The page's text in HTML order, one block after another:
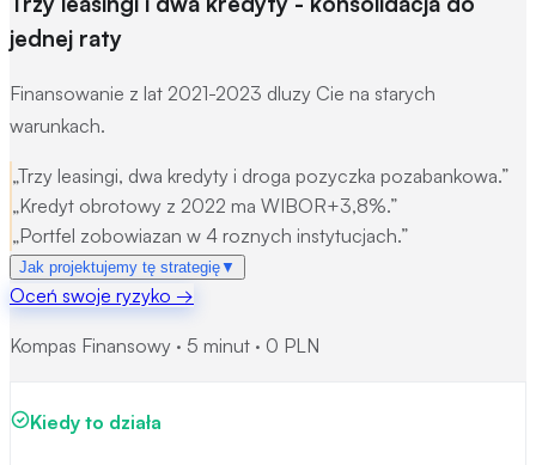
jednej raty
Finansowanie z lat 2021-2023 dluzy Cie na starych
warunkach.
„Trzy leasingi, dwa kredyty i droga pozyczka pozabankowa.”
„Kredyt obrotowy z 2022 ma WIBOR+3,8%.”
„Portfel zobowiazan w 4 roznych instytucjach.”
Jak projektujemy tę strategię▼
Mechanizm: Analizujemy portfel i strukturyzujemy
konsolidacje.
nizszym oprocentowaniem.
Oceń swoje ryzyko →
Kompas Finansowy · 5 minut · 0 PLN
Kiedy to działa